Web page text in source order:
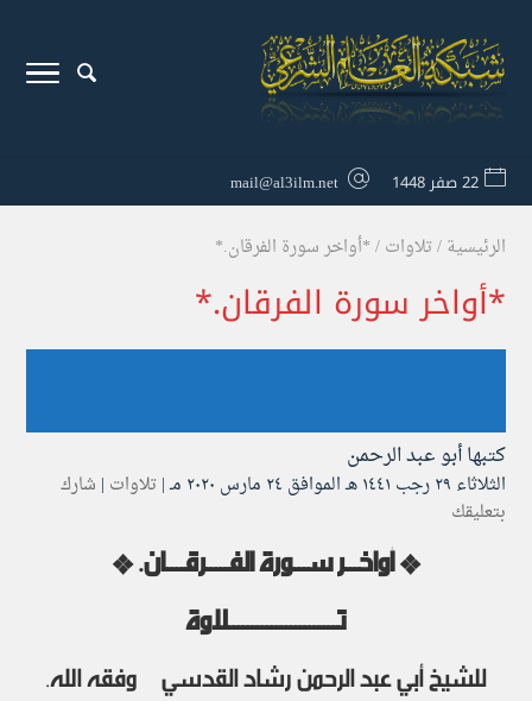
22 صفر 1448 mail@al3ilm.net
الرئيسية/تلاوات/*أواخر سورة الفرقان.*
*أواخر سورة الفرقان.*
كتبهاأبو عبد الرحمن
الثلاثاء ۲۹ رجب ۱٤٤۱ هـ الموافق ۲٤ مارس ۲۰۲۰ مـ | تلاوات | شارك
بتعليقك
* أواخـــر ســـورة الفـــــرقــــان. *
تـــــــــــــــــــــــلاوة
للشيخ أبي عبد الرحمن رشاد القدسي – وفقه الله.